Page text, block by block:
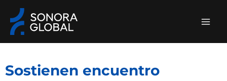
contenido
Sostienen encuentro